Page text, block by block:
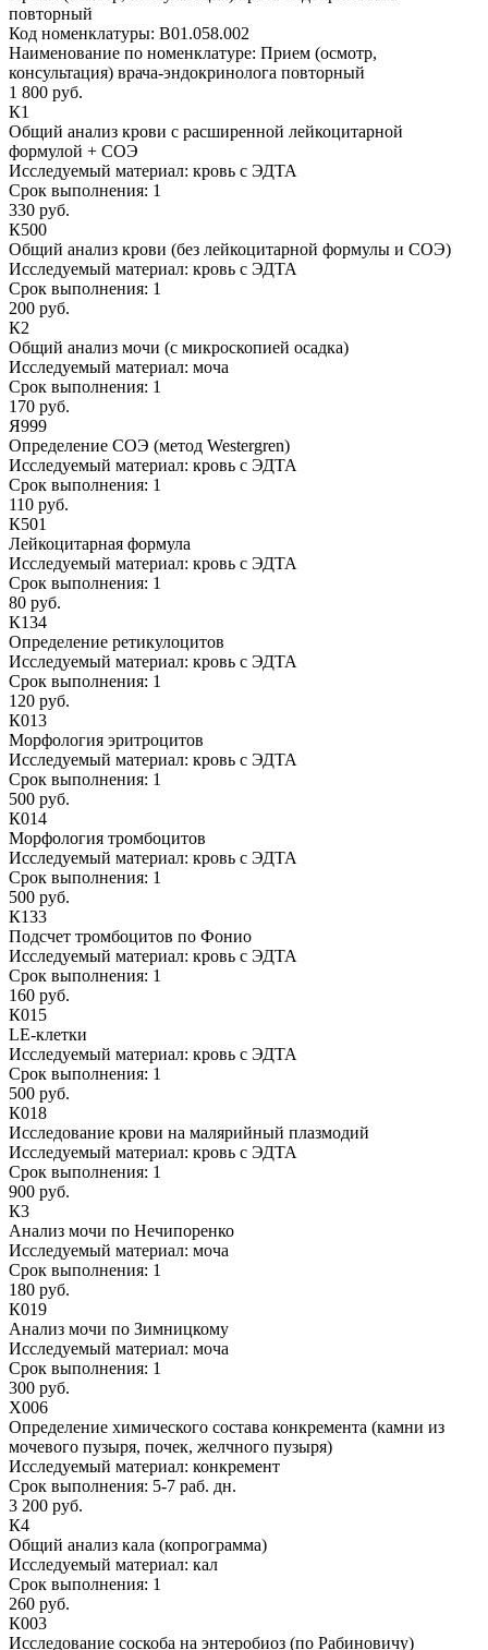
повторный
Код номенклатуры: B01.058.002
Наименование по номенклатуре: Прием (осмотр,
консультация) врача-эндокринолога повторный
1 800 руб.
К1
Общий анализ крови с расширенной лейкоцитарной
формулой + СОЭ
Исследуемый материал: кровь с ЭДТА
Срок выполнения: 1
330 руб.
К500
Общий анализ крови (без лейкоцитарной формулы и СОЭ)
Исследуемый материал: кровь с ЭДТА
Срок выполнения: 1
200 руб.
К2
Общий анализ мочи (с микроскопией осадка)
Исследуемый материал: моча
Срок выполнения: 1
170 руб.
Я999
Определение СОЭ (метод Westergren)
Исследуемый материал: кровь с ЭДТА
Срок выполнения: 1
110 руб.
К501
Лейкоцитарная формула
Исследуемый материал: кровь с ЭДТА
Срок выполнения: 1
80 руб.
К134
Определение ретикулоцитов
Исследуемый материал: кровь с ЭДТА
Срок выполнения: 1
120 руб.
К013
Морфология эритроцитов
Исследуемый материал: кровь с ЭДТА
Срок выполнения: 1
500 руб.
К014
Морфология тромбоцитов
Исследуемый материал: кровь с ЭДТА
Срок выполнения: 1
500 руб.
К133
Подсчет тромбоцитов по Фонио
Исследуемый материал: кровь с ЭДТА
Срок выполнения: 1
160 руб.
К015
LЕ-клетки
Исследуемый материал: кровь с ЭДТА
Срок выполнения: 1
500 руб.
К018
Исследование крови на малярийный плазмодий
Исследуемый материал: кровь с ЭДТА
Срок выполнения: 1
900 руб.
К3
Анализ мочи по Нечипоренко
Исследуемый материал: моча
Срок выполнения: 1
180 руб.
К019
Анализ мочи по Зимницкому
Исследуемый материал: моча
Срок выполнения: 1
300 руб.
Х006
Определение химического состава конкремента (камни из
мочевого пузыря, почек, желчного пузыря)
Исследуемый материал: конкремент
Срок выполнения: 5-7 раб. дн.
3 200 руб.
К4
Общий анализ кала (копрограмма)
Исследуемый материал: кал
Срок выполнения: 1
260 руб.
К003
Исследование соскоба на энтеробиоз (по Рабиновичу)